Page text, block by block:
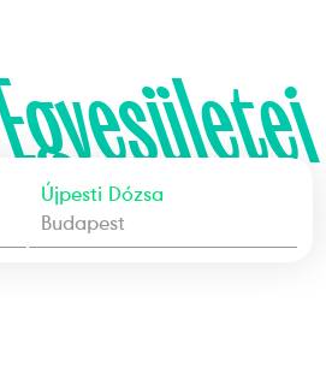
Egyesületei
Újpesti Dózsa
Budapest